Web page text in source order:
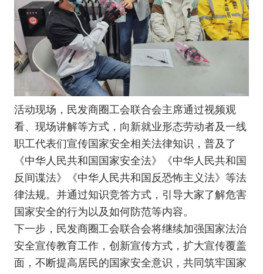
活动现场，民发商圈工会联合会主席通过视频观
看、现场讲解等方式，向新就业形态劳动者及一线
职工代表们宣传国家安全相关法律知识，普及了
《中华人民共和国国家安全法》《中华人民共和国
反间谍法》《中华人民共和国反恐怖主义法》等法
律法规。并通过知识竞答方式，引导大家了解危害
国家安全的行为以及如何防范等内容。
下一步，民发商圈工会联合会将继续加强国家法治
安全宣传教育工作，创新宣传方式，扩大宣传覆盖
面，不断提高居民的国家安全意识，共同筑牢国家